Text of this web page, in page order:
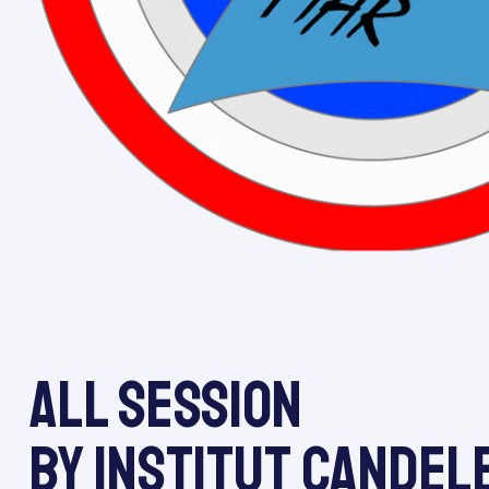
All session
by Institut